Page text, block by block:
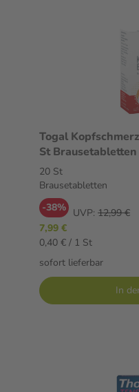
Togal
St Brausetabletten
20 St
Brausetabletten
-38% UVP: 12,99 €
7,99 €
0,40 € / 1 St
sofort lieferbar
In